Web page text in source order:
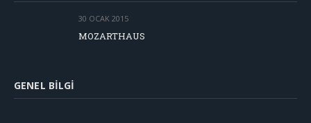
30 OCAK 2015
MOZARTHAUS
GENEL BILGI